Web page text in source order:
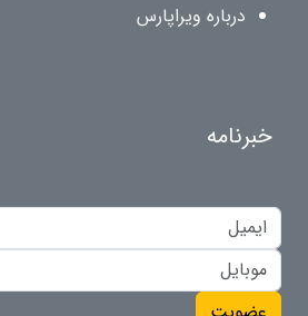
درباره ویراپارس
خبرنامه